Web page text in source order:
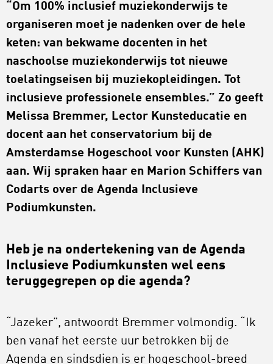
“Om 100% inclusief muziekonderwijs te
organiseren moet je nadenken over de hele
keten: van bekwame docenten in het
naschoolse muziekonderwijs tot nieuwe
toelatingseisen bij muziekopleidingen. Tot
inclusieve professionele ensembles.” Zo geeft
Melissa Bremmer, Lector Kunsteducatie en
docent aan het conservatorium bij de
Amsterdamse Hogeschool voor Kunsten (AHK)
aan. Wij spraken haar en Marion Schiffers van
Codarts over de Agenda Inclusieve
Podiumkunsten.
Heb je na ondertekening van de Agenda
Inclusieve Podiumkunsten wel eens
teruggegrepen op die agenda?
“Jazeker”, antwoordt Bremmer volmondig. “Ik
ben vanaf het eerste uur betrokken bij de
Agenda en sindsdien is er hogeschool-breed